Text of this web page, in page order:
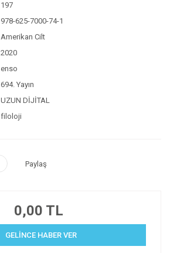
197
978-625-7000-74-1
Amerikan Cilt
2020
enso
694. Yayın
UZUN DİJİTAL
filoloji
Paylaş
0,00 TL
GELİNCE HABER VER